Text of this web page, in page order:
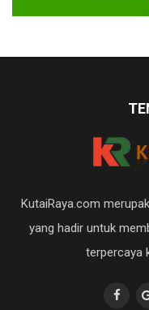
KutaiRaya.com
yang hadir untuk
terpercaya